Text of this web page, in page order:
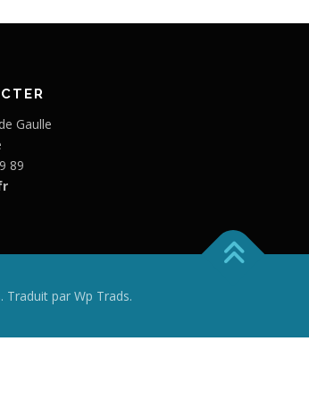
Gaulle
89
par Wp Trads.